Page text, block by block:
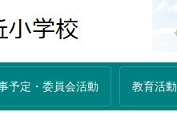
予定・委員会活動 教育活動